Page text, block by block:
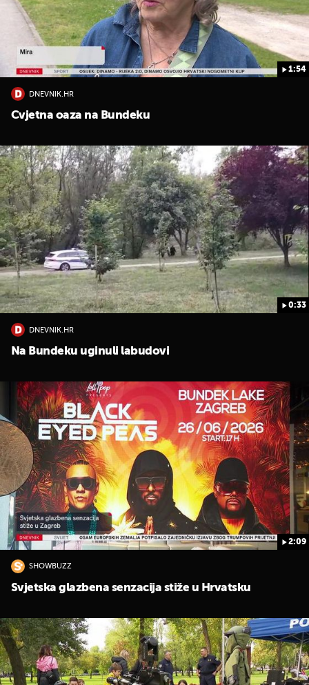
1:54
DNEVNIK.HR
Cvjetna oaza na Bundeku
0:33
DNEVNIK.HR
Na Bundeku uginuli labudovi
2:09
SHOWBUZZ
Svjetska glazbena senzacija stiže u Hrvatsku
UKLJUČITE NOTIFIKACIJE